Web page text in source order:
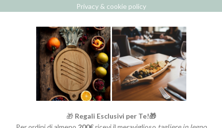
Privacy & cookie policy
🎁 Regali Esclusivi per Te!🎁